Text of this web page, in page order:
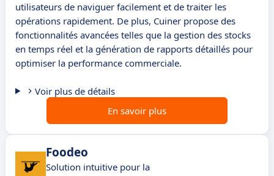
utilisateurs de naviguer facilement et de traiter les
opérations rapidement. De plus, Cuiner propose des
fonctionnalités avancées telles que la gestion des stocks
en temps réel et la génération de rapports détaillés pour
optimiser la performance commerciale.
Voir plus de détails
En savoir plus
Foodeo
Solution intuitive pour la